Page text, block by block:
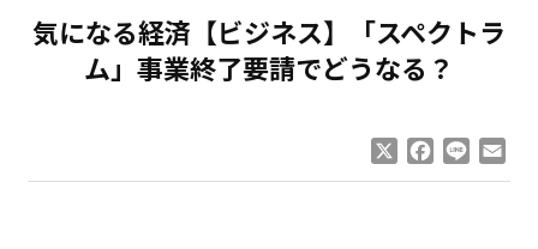
気になる経済【ビジネス】「スペクトラ
ム」事業終了要請でどうなる？
Facebook
Line